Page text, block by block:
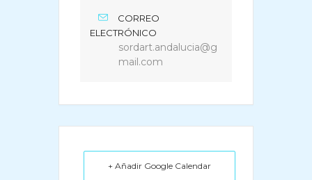
CORREO
ELECTRÓNICO
sordart.andalucia@g
mail.com
+ Añadir Google Calendar